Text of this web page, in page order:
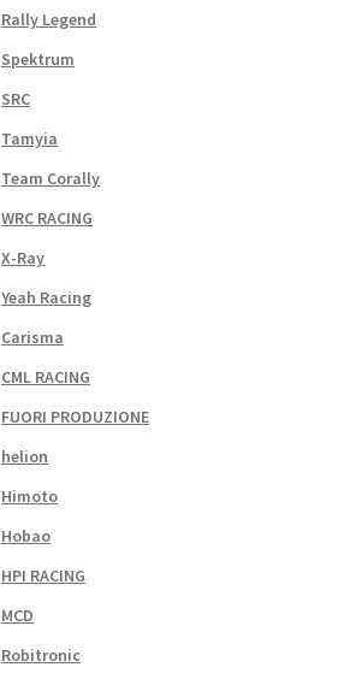
Rally Legend
Spektrum
SRC
Tamyia
Team Corally
WRC RACING
X-Ray
Yeah Racing
Carisma
CML RACING
FUORI PRODUZIONE
helion
Himoto
Hobao
HPI RACING
MCD
Robitronic